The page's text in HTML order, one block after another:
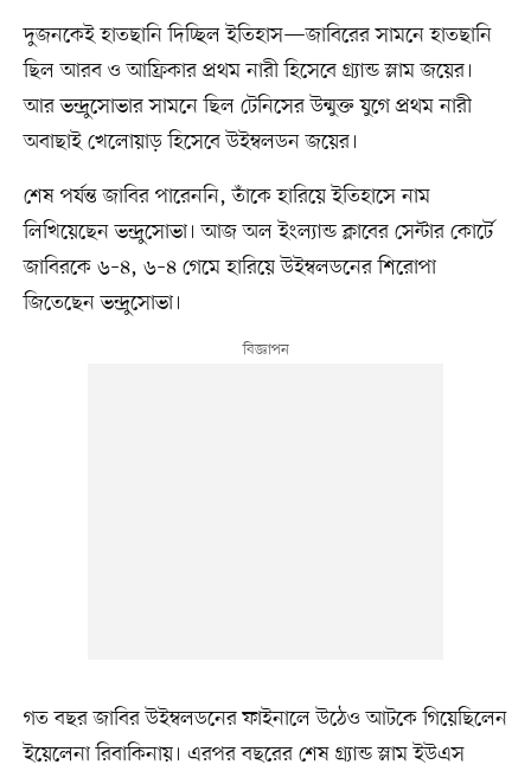
দুজনকেই হাতছানি দিচ্ছিল ইতিহাস—জাবিরের সামনে হাতছানি
ছিল আরব ও আফ্রিকার প্রথম নারী হিসেবে গ্র্যান্ড স্লাম জয়ের।
আর ভন্দ্রুসোভার সামনে ছিল টেনিসের উন্মুক্ত যুগে প্রথম নারী
অবাছাই খেলোয়াড় হিসেবে উইম্বলডন জয়ের।
শেষ পর্যন্ত জাবির পারেননি, তাঁকে হারিয়ে ইতিহাসে নাম
লিখিয়েছেন ভন্দ্রুসোভা। আজ অল ইংল্যান্ড ক্লাবের সেন্টার কোর্টে
জাবিরকে ৬–৪, ৬–৪ গেমে হারিয়ে উইম্বলডনের শিরোপা
জিতেছেন ভন্দ্রুসোভা।
গত বছর জাবির উইম্বলডনের ফাইনালে উঠেও আটকে গিয়েছিলেন
ইয়েলেনা রিবাকিনায়। এরপর বছরের শেষ গ্র্যান্ড স্লাম ইউএস